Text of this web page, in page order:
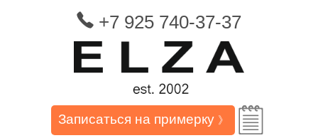
+7 925 740-37-37
Записаться на примерку 》